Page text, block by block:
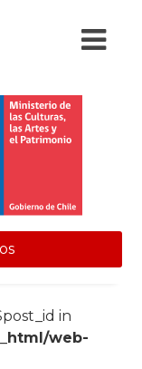
in
web-